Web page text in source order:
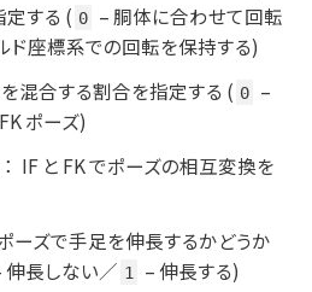
定する ( 0
– 胴体に合わせて回転
ド座標系での回転を保持する)
を混合する割合を指定する ( 0
–
ポーズ)
IF と FK でポーズの相互変換を
ーズで手足を伸長するかどうか
伸長しない／ 1
– 伸長する)